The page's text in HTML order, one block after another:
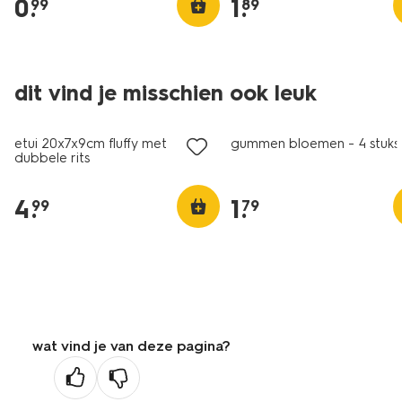
0.
99 1 .
89
dit vind je misschien ook leuk
nieuw
etui 20x7x9cm fluffy met
dubbele rits
4.
99
nieuw
gummen bloemen - 4 stuks
1.
79
wat vind je van deze pagina?